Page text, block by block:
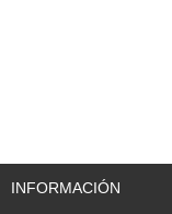
INFORMACIÓN